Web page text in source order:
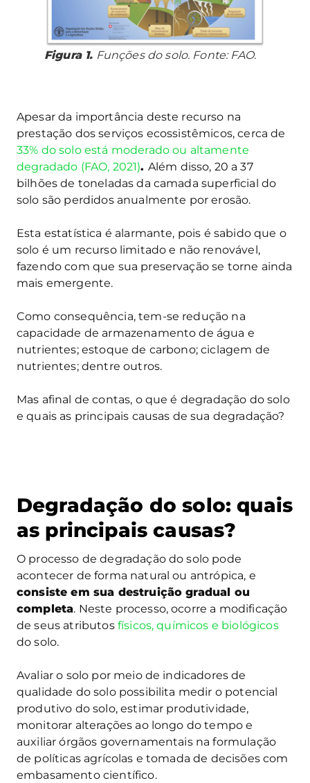
Figura 1. Funções do solo. Fonte: FAO.
Apesar da importância deste recurso na
prestação dos serviços ecossistêmicos, cerca de
33% do solo está moderado ou altamente
degradado (FAO, 2021). Além disso, 20 a 37
bilhões de toneladas da camada superficial do
solo são perdidos anualmente por erosão.
Esta estatística é alarmante, pois é sabido que o
solo é um recurso limitado e não renovável,
fazendo com que sua preservação se torne ainda
mais emergente.
Como consequência, tem-se redução na
capacidade de armazenamento de água e
nutrientes; estoque de carbono; ciclagem de
nutrientes; dentre outros.
Mas afinal de contas, o que é degradação do solo
e quais as principais causas de sua degradação?
Degradação do solo: quais
as principais causas?
O processo de degradação do solo pode
acontecer de forma natural ou antrópica, e
consiste em sua destruição gradual ou
completa. Neste processo, ocorre a modificação
de seus atributos físicos, químicos e biológicos
do solo.
Avaliar o solo por meio de indicadores de
qualidade do solo possibilita medir o potencial
produtivo do solo, estimar produtividade,
monitorar alterações ao longo do tempo e
auxiliar órgãos governamentais na formulação
de políticas agrícolas e tomada de decisões com
embasamento científico.